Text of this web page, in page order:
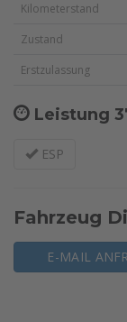
Kilometerstand
Zustand
Erstzulassung
Leistung
ESP
Fahrzeug
E-MAIL